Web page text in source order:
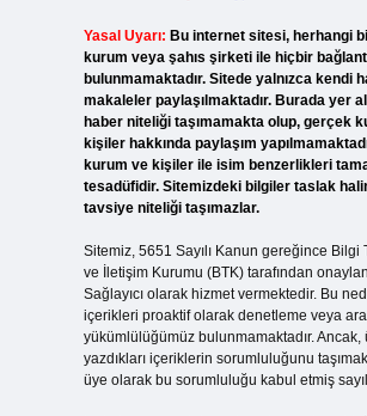
Yasal Uyarı: Bu internet sitesi, herhangi
kurum veya şahıs şirketi ile hiçbir
bulunmamaktadır. Sitede yalnızca kendi
makaleler paylaşılmaktadır. Burada yer
haber niteliği taşımamakta olup, gerçek
kişiler hakkında paylaşım
kurum ve kişiler ile isim benzerlikleri
tesadüfidir. Sitemizdeki bilgiler taslak
tavsiye niteliği taşımazlar.
Sitemiz, 5651 Sayılı Kanun gereğince Bilgi
ve İletişim Kurumu (BTK) tarafından
Sağlayıcı olarak hizmet vermektedir. Bu
içerikleri proaktif olarak denetleme veya
yükümlülüğümüz bulunmamaktadır. Ancak,
yazdıkları içeriklerin sorumluluğunu
üye olarak bu sorumluluğu kabul etmiş